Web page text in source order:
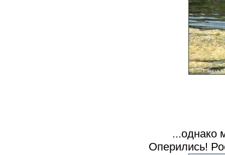
...однако
Оперились!